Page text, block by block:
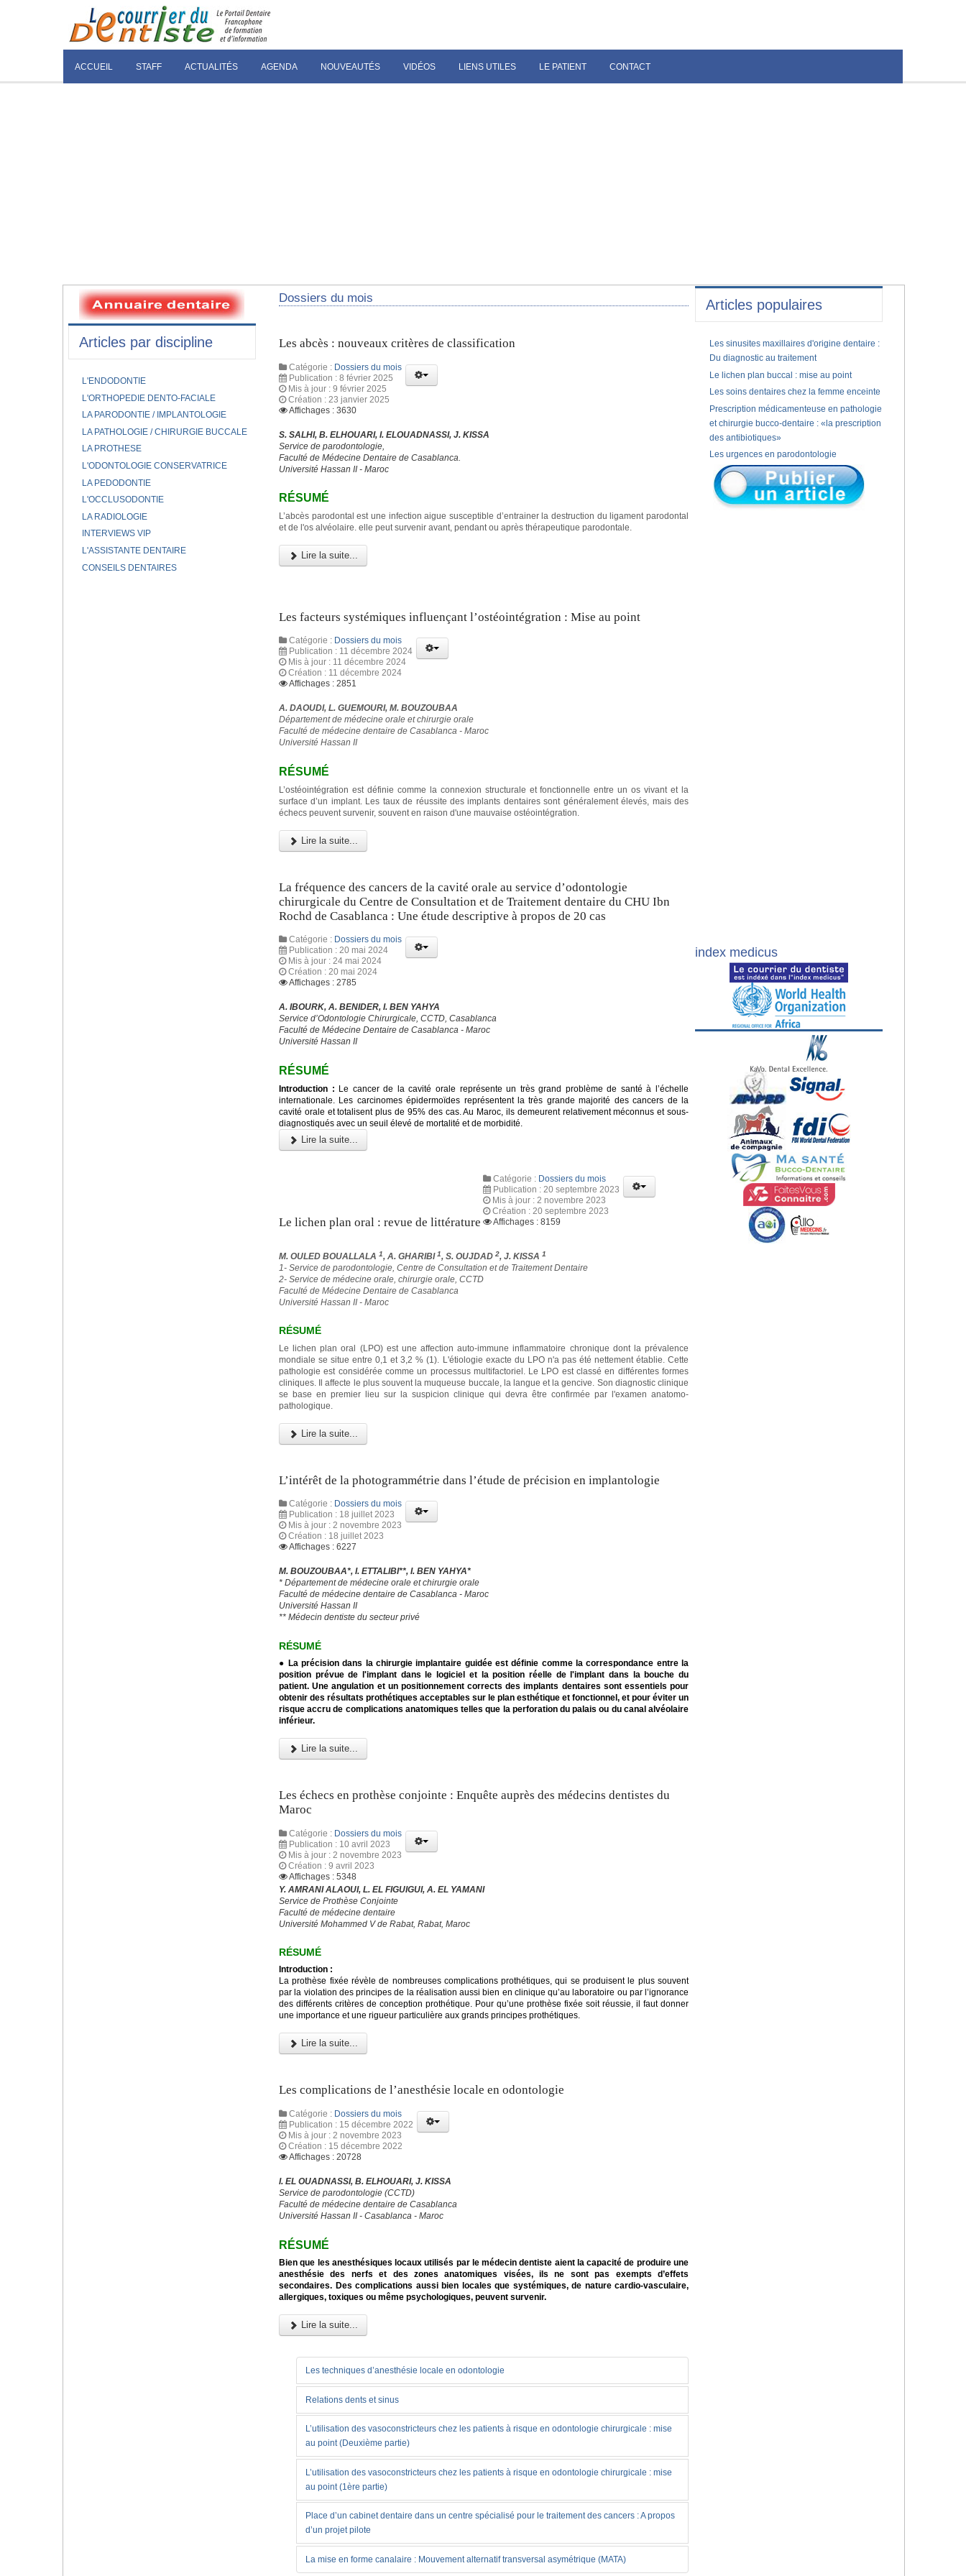
ACCUEIL STAFF ACTUALITÉS AGENDA NOUVEAUTÉS VIDÉOS LIENS UTILES LE PATIENT CONTACT
Dossiers du mois
Les abcès : nouveaux critères de classification
Catégorie : Dossiers du mois
Publication : 8 février 2025
Mis à jour : 9 février 2025
Création : 23 janvier 2025
Affichages : 3630
S. SALHI, B. ELHOUARI, I. ELOUADNASSI, J. KISSA
Service de parodontologie,
Faculté de Médecine Dentaire de Casablanca.
Université Hassan II - Maroc
RÉSUMÉ
L’abcès parodontal est une infection aigue susceptible d’entrainer la destruction du ligament parodontal
et de l'os alvéolaire. elle peut survenir avant, pendant ou après thérapeutique parodontale.
Lire la suite...
Les facteurs systémiques influençant l’ostéointégration : Mise au point
Catégorie : Dossiers du mois
Publication : 11 décembre 2024
Mis à jour : 11 décembre 2024
Création : 11 décembre 2024
Affichages : 2851
A. DAOUDI, L. GUEMOURI, M. BOUZOUBAA
Département de médecine orale et chirurgie orale
Faculté de médecine dentaire de Casablanca - Maroc
Université Hassan II
RÉSUMÉ
L’ostéointégration est définie comme la connexion structurale et fonctionnelle entre un os vivant et la
surface d’un implant. Les taux de réussite des implants dentaires sont généralement élevés, mais des
échecs peuvent survenir, souvent en raison d'une mauvaise ostéointégration.
Lire la suite...
La fréquence des cancers de la cavité orale au service d’odontologie
chirurgicale du Centre de Consultation et de Traitement dentaire du CHU Ibn
Rochd de Casablanca : Une étude descriptive à propos de 20 cas
Catégorie : Dossiers du mois
Publication : 20 mai 2024
Mis à jour : 24 mai 2024
Création : 20 mai 2024
Affichages : 2785
A. IBOURK, A. BENIDER, I. BEN YAHYA
Service d’Odontologie Chirurgicale, CCTD, Casablanca
Faculté de Médecine Dentaire de Casablanca - Maroc
Université Hassan II
RÉSUMÉ
Introduction : Le cancer de la cavité orale représente un très grand problème de santé à l’échelle
internationale. Les carcinomes épidermoïdes représentent la très grande majorité des cancers de la
cavité orale et totalisent plus de 95% des cas. Au Maroc, ils demeurent relativement méconnus et sous-
diagnostiqués avec un seuil élevé de mortalité et de morbidité.
Lire la suite...
Le lichen plan oral : revue de littérature
Catégorie : Dossiers du mois
Publication : 20 septembre 2023
Mis à jour : 2 novembre 2023
Création : 20 septembre 2023
Affichages : 8159
M. OULED BOUALLALA 1, A. GHARIBI 1, S. OUJDAD 2, J. KISSA 1
1- Service de parodontologie, Centre de Consultation et de Traitement Dentaire
2- Service de médecine orale, chirurgie orale, CCTD
Faculté de Médecine Dentaire de Casablanca
Université Hassan II - Maroc
RÉSUMÉ
Le lichen plan oral (LPO) est une affection auto-immune inflammatoire chronique dont la prévalence
mondiale se situe entre 0,1 et 3,2 % (1). L'étiologie exacte du LPO n'a pas été nettement établie. Cette
pathologie est considérée comme un processus multifactoriel. Le LPO est classé en différentes formes
cliniques. Il affecte le plus souvent la muqueuse buccale, la langue et la gencive. Son diagnostic clinique
se base en premier lieu sur la suspicion clinique qui devra être confirmée par l'examen anatomo-
pathologique.
Lire la suite...
L’intérêt de la photogrammétrie dans l’étude de précision en implantologie
Catégorie : Dossiers du mois
Publication : 18 juillet 2023
Mis à jour : 2 novembre 2023
Création : 18 juillet 2023
Affichages : 6227
M. BOUZOUBAA*, I. ETTALIBI**, I. BEN YAHYA*
* Département de médecine orale et chirurgie orale
Faculté de médecine dentaire de Casablanca - Maroc
Université Hassan II
** Médecin dentiste du secteur privé
RÉSUMÉ
● La précision dans la chirurgie implantaire guidée est définie comme la correspondance entre la
position prévue de l'implant dans le logiciel et la position réelle de l'implant dans la bouche du
patient. Une angulation et un positionnement corrects des implants dentaires sont essentiels pour
obtenir des résultats prothétiques acceptables sur le plan esthétique et fonctionnel, et pour éviter un
risque accru de complications anatomiques telles que la perforation du palais ou du canal alvéolaire
inférieur.
Lire la suite...
Les échecs en prothèse conjointe : Enquête auprès des médecins dentistes du
Maroc
Catégorie : Dossiers du mois
Publication : 10 avril 2023
Mis à jour : 2 novembre 2023
Création : 9 avril 2023
Affichages : 5348
Y. AMRANI ALAOUI, L. EL FIGUIGUI, A. EL YAMANI
Service de Prothèse Conjointe
Faculté de médecine dentaire
Université Mohammed V de Rabat, Rabat, Maroc
RÉSUMÉ
Introduction :
La prothèse fixée révèle de nombreuses complications prothétiques, qui se produisent le plus souvent
par la violation des principes de la réalisation aussi bien en clinique qu’au laboratoire ou par l’ignorance
des différents critères de conception prothétique. Pour qu’une prothèse fixée soit réussie, il faut donner
une importance et une rigueur particulière aux grands principes prothétiques.
Lire la suite...
Les complications de l’anesthésie locale en odontologie
Catégorie : Dossiers du mois
Publication : 15 décembre 2022
Mis à jour : 2 novembre 2023
Création : 15 décembre 2022
Affichages : 20728
I. EL OUADNASSI, B. ELHOUARI, J. KISSA
Service de parodontologie (CCTD)
Faculté de médecine dentaire de Casablanca
Université Hassan II - Casablanca - Maroc
RÉSUMÉ
Bien que les anesthésiques locaux utilisés par le médecin dentiste aient la capacité de produire une
anesthésie des nerfs et des zones anatomiques visées, ils ne sont pas exempts d’effets
secondaires. Des complications aussi bien locales que systémiques, de nature cardio-vasculaire,
allergiques, toxiques ou même psychologiques, peuvent survenir.
Lire la suite...
Les techniques d’anesthésie locale en odontologie
Relations dents et sinus
L’utilisation des vasoconstricteurs chez les patients à risque en odontologie chirurgicale : mise
au point (Deuxième partie)
L’utilisation des vasoconstricteurs chez les patients à risque en odontologie chirurgicale : mise
au point (1ère partie)
Place d’un cabinet dentaire dans un centre spécialisé pour le traitement des cancers : A propos
d’un projet pilote
La mise en forme canalaire : Mouvement alternatif transversal asymétrique (MATA)
Articles par discipline
L'ENDODONTIE
L'ORTHOPEDIE DENTO-FACIALE
LA PARODONTIE / IMPLANTOLOGIE
LA PATHOLOGIE / CHIRURGIE BUCCALE
LA PROTHESE
L'ODONTOLOGIE CONSERVATRICE
LA PEDODONTIE
L'OCCLUSODONTIE
LA RADIOLOGIE
INTERVIEWS VIP
L'ASSISTANTE DENTAIRE
CONSEILS DENTAIRES
Articles populaires
Les sinusites maxillaires d'origine dentaire :
Du diagnostic au traitement
Le lichen plan buccal : mise au point
Les soins dentaires chez la femme enceinte
Prescription médicamenteuse en pathologie
et chirurgie bucco-dentaire : «la prescription
des antibiotiques»
Les urgences en parodontologie
index medicus